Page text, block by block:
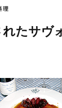
理
たサヴ